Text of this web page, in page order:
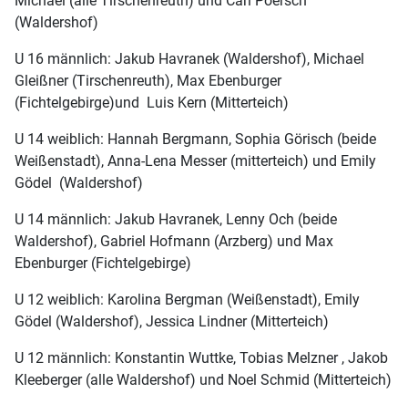
(Waldershof)
U 16 männlich: Jakub Havranek (Waldershof), Michael
Gleißner (Tirschenreuth), Max Ebenburger
(Fichtelgebirge)und Luis Kern (Mitterteich)
U 14 weiblich: Hannah Bergmann, Sophia Görisch (beide
Weißenstadt), Anna-Lena Messer (mitterteich) und Emily
Gödel (Waldershof)
U 14 männlich: Jakub Havranek, Lenny Och (beide
Waldershof), Gabriel Hofmann (Arzberg) und Max
Ebenburger (Fichtelgebirge)
U 12 weiblich: Karolina Bergman (Weißenstadt), Emily
Gödel (Waldershof), Jessica Lindner (Mitterteich)
U 12 männlich: Konstantin Wuttke, Tobias Melzner , Jakob
Kleeberger (alle Waldershof) und Noel Schmid (Mitterteich)